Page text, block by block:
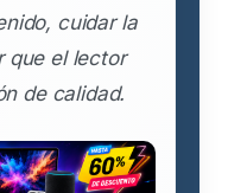
cuidar la
que el lector
de calidad.